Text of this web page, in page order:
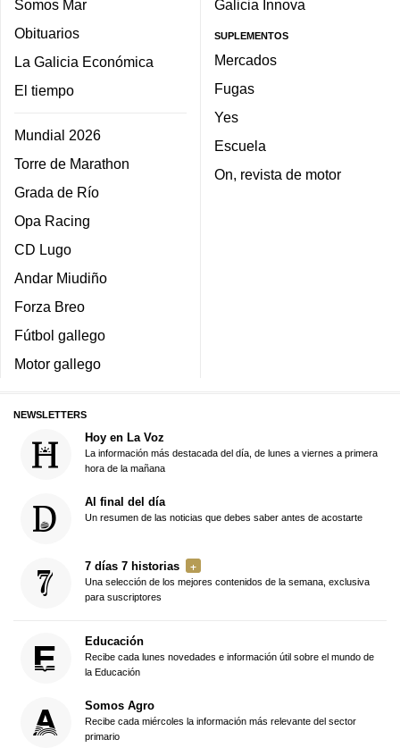
Somos Mar
Obituarios
La Galicia Económica
El tiempo
Mundial 2026
Torre de Marathon
Grada de Río
Opa Racing
CD Lugo
Andar Miudiño
Forza Breo
Fútbol gallego
Motor gallego
Galicia Innova
SUPLEMENTOS
Mercados
Fugas
Yes
Escuela
On, revista de motor
NEWSLETTERS
Hoy en La Voz
La información más destacada del día, de lunes a viernes a primera
hora de la mañana
Al final del día
Un resumen de las noticias que debes saber antes de acostarte
7 días 7 historias
Una selección de los mejores contenidos de la semana, exclusiva
para suscriptores
Educación
Recibe cada lunes novedades e información útil sobre el mundo de
la Educación
Somos Agro
Recibe cada miércoles la información más relevante del sector
primario